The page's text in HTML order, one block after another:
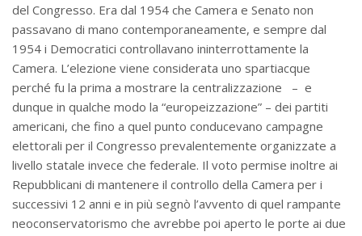
del Congresso. Era dal 1954 che Camera e Senato non
passavano di mano contemporaneamente, e sempre dal
1954 i Democratici controllavano ininterrottamente la
Camera. L’elezione viene considerata uno spartiacque
perché fu la prima a mostrare la centralizzazione – e
dunque in qualche modo la “europeizzazione” – dei partiti
americani, che fino a quel punto conducevano campagne
elettorali per il Congresso prevalentemente organizzate a
livello statale invece che federale. Il voto permise inoltre ai
Repubblicani di mantenere il controllo della Camera per i
successivi 12 anni e in più segnò l’avvento di quel rampante
neoconservatorismo che avrebbe poi aperto le porte ai due